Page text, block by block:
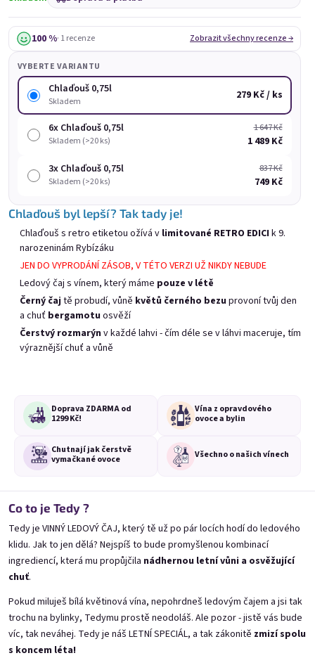
Mochíťák 0,75l
279 Kč
Přidat do košíku
279 Kč
Přidat do košíku
Výpis produktů
Řazení produktů
Doporučujeme
NOVINKA
Mochíťák 0,75l
Limetkovo - mátový speciál 11% alk.
Skladem(>20 ks)
Přidat do košíku
Marango 0,75l
🥭 z manga & marakuji 12% alk.
Skladem(>20 ks)
Přidat do košíku
100 %· 1 recenze Zobrazit všechny recenze →
VYBERTE VARIANTU
Chlaďouš 0,75l
Skladem 279 Kč / ks
6x Chlaďouš 0,75l
Skladem (>20 ks)
1 647 Kč
1 489 Kč
3x Chlaďouš 0,75l
Skladem (>20 ks)
837 Kč
749 Kč
Chlaďouš byl lepší? Tak tady je!
Chlaďouš s retro etiketou ožívá v limitované RETRO EDICI k 9.
narozeninám Rybízáku
JEN DO VYPRODÁNÍ ZÁSOB, V TÉTO VERZI UŽ NIKDY NEBUDE
Ledový čaj s vínem, který máme pouze v létě
Černý čaj tě probudí, vůně květů černého bezu provoní tvůj den
a chuť bergamotu osvěží
Čerstvý rozmarýn v každé lahvi - čím déle se v láhvi maceruje, tím
výraznější chuť a vůně
Doprava ZDARMA od
1299 Kč!
Vína z opravdového
ovoce a bylin
Chutnají jak čerstvě
vymačkané ovoce
Všechno onašich vínech
Co to je Tedy ?
Tedy je VINNÝ LEDOVÝ ČAJ, který tě už po pár locích hodí do ledového
klidu. Jak to jen dělá? Nejspíš to bude promyšlenou kombinací
ingrediencí, která mu propůjčila nádhernou letní vůni a osvěžující
chuť.
Pokud miluješ bílá květinová vína, nepohrdneš ledovým čajem a jsi tak
trochu na bylinky, Tedymu prostě neodoláš. Ale pozor - jistě vás bude
víc, tak neváhej. Tedy je náš LETNÍ SPECIÁL, a tak zákonitě zmizí spolu
s koncem léta!